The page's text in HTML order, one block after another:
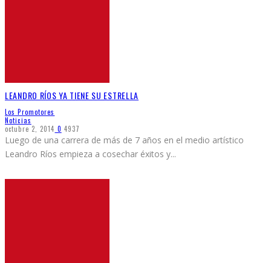
LEANDRO RÍOS YA TIENE SU ESTRELLA
Los Promotores
Noticias
octubre 2, 2014 0 4937
Luego de una carrera de más de 7 años en el medio artístico
Leandro Ríos empieza a cosechar éxitos y...